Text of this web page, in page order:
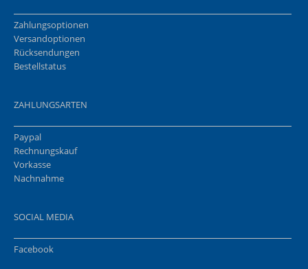
Zahlungsoptionen
Versandoptionen
Rücksendungen
Bestellstatus
ZAHLUNGSARTEN
Paypal
Rechnungskauf
Vorkasse
Nachnahme
SOCIAL MEDIA
Facebook